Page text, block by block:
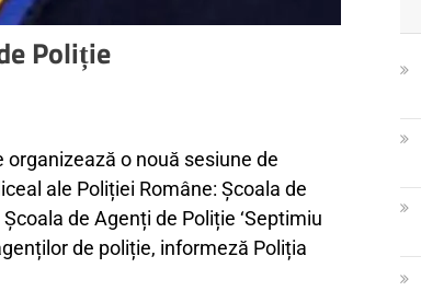
Poliție
o nouă sesiune de
ale Poliției Române: Școala de
de Agenți de Poliție ‘Septimiu
de poliție, informeză Poliția